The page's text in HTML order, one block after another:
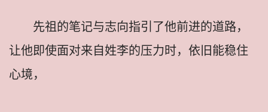
先祖的笔记与志向指引了他前进的道路，
让他即使面对来自姓李的压力时，依旧能稳住
心境，